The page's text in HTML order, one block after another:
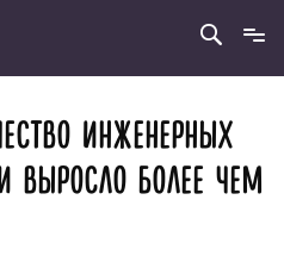
ИНЖЕНЕРНЫХ
ВЫРОСЛО БОЛЕЕ ЧЕМ